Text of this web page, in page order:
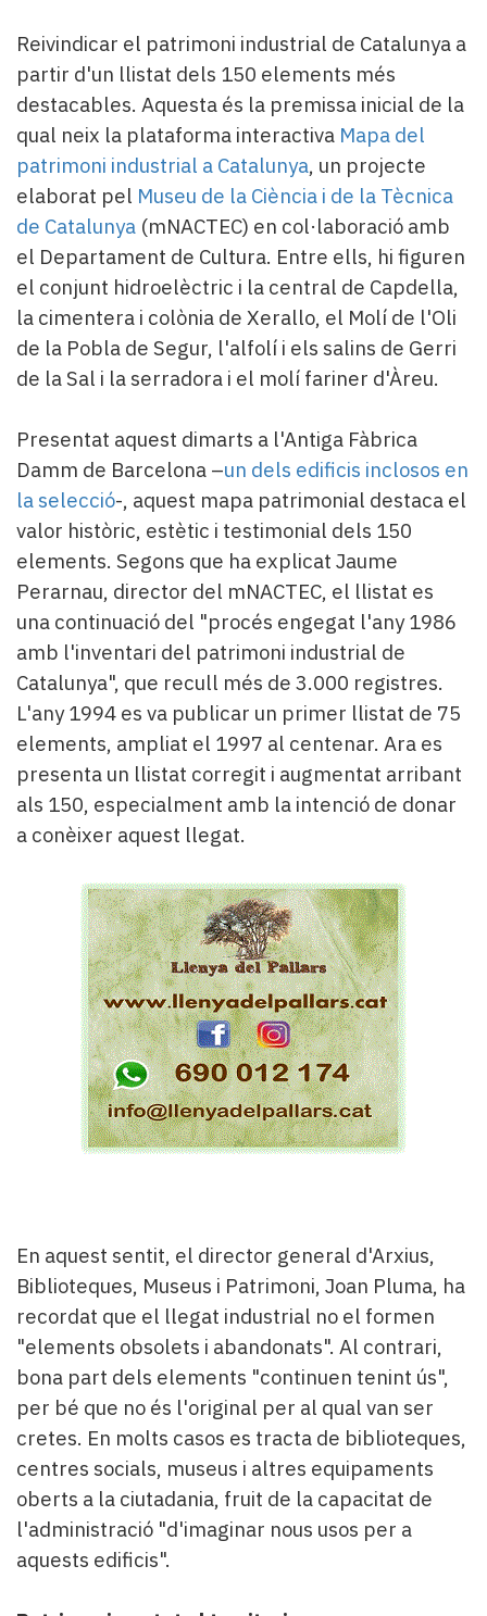
Reivindicar el patrimoni industrial de Catalunya a
partir d'un llistat dels 150 elements més
destacables. Aquesta és la premissa inicial de la
qual neix la plataforma interactiva Mapa del
patrimoni industrial a Catalunya, un projecte
elaborat pel Museu de la Ciència i de la Tècnica
de Catalunya (mNACTEC) en col·laboració amb
el Departament de Cultura. Entre ells, hi figuren
el conjunt hidroelèctric i la central de Capdella,
la cimentera i colònia de Xerallo, el Molí de l'Oli
de la Pobla de Segur, l'alfolí i els salins de Gerri
de la Sal i la serradora i el molí fariner d'Àreu.
Presentat aquest dimarts a l'Antiga Fàbrica
Damm de Barcelona –un dels edificis inclosos en
la selecció-, aquest mapa patrimonial destaca el
valor històric, estètic i testimonial dels 150
elements. Segons que ha explicat Jaume
Perarnau, director del mNACTEC, el llistat es
una continuació del "procés engegat l'any 1986
amb l'inventari del patrimoni industrial de
Catalunya", que recull més de 3.000 registres.
L'any 1994 es va publicar un primer llistat de 75
elements, ampliat el 1997 al centenar. Ara es
presenta un llistat corregit i augmentat arribant
als 150, especialment amb la intenció de donar
a conèixer aquest llegat.
En aquest sentit, el director general d'Arxius,
Biblioteques, Museus i Patrimoni, Joan Pluma, ha
recordat que el llegat industrial no el formen
"elements obsolets i abandonats". Al contrari,
bona part dels elements "continuen tenint ús",
per bé que no és l'original per al qual van ser
cretes. En molts casos es tracta de biblioteques,
centres socials, museus i altres equipaments
oberts a la ciutadania, fruit de la capacitat de
l'administració "d'imaginar nous usos per a
aquests edificis".